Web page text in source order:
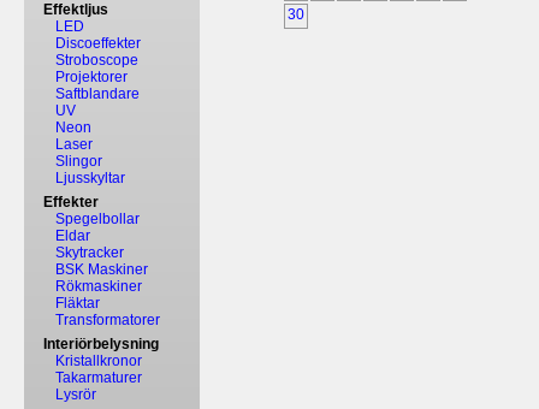
Effektljus
LED
Discoeffekter
Stroboscope
Projektorer
Saftblandare
UV
Neon
Laser
Slingor
Ljusskyltar
Effekter
Spegelbollar
Eldar
Skytracker
BSK Maskiner
Rökmaskiner
Fläktar
Transformatorer
Interiörbelysning
Kristallkronor
Takarmaturer
Lysrör
30